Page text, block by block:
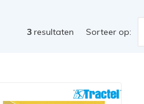
3 resultaten Sorteer op: